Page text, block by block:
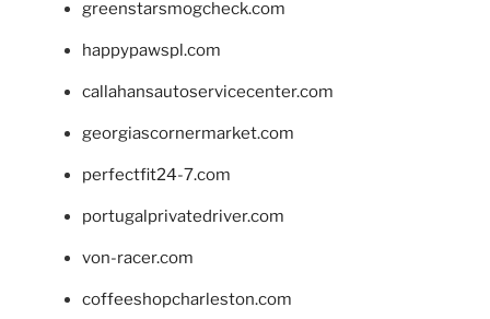
greenstarsmogcheck.com
happypawspl.com
callahansautoservicecenter.com
georgiascornermarket.com
perfectfit24-7.com
portugalprivatedriver.com
von-racer.com
coffeeshopcharleston.com